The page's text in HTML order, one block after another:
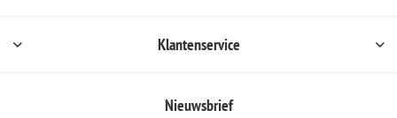
Klantenservice
Nieuwsbrief